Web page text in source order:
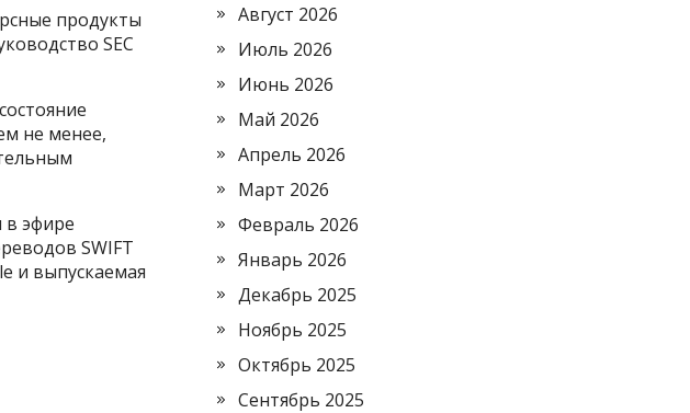
продукты
SEC
не менее,
в эфире
SWIFT
и выпускаемая
Август 2026
Июль 2026
Июнь 2026
Май 2026
Апрель 2026
Март 2026
Февраль 2026
Январь 2026
Декабрь 2025
Ноябрь 2025
Октябрь 2025
Сентябрь 2025